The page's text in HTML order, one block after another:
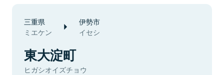
三重県
ミエケン
伊勢市
イセシ
東大淀町
ヒガシオイズチョウ